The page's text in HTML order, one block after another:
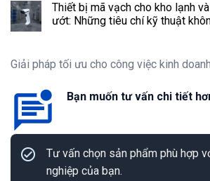
Thiết bị mã vạch cho kho lạnh
ướt: Những tiêu chí kỹ thuật
Giải pháp tối ưu cho công việc kinh
Bạn muốn tư vấn chi tiết
Tư vấn chọn sản phẩm phù hợp
nghiệp của bạn.